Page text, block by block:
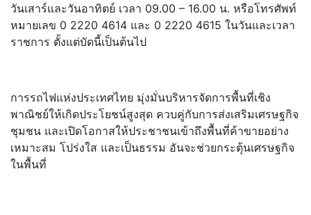
วันเสาร์และวันอาทิตย์ เวลา 09.00 – 16.00 น. หรือโทรศัพท์
หมายเลข 0 2220 4614 และ 0 2220 4615 ในวันและเวลา
ราชการ ตั้งแต่บัดนี้เป็นต้นไป
การรถไฟแห่งประเทศไทย มุ่งมั่นบริหารจัดการพื้นที่เชิง
พาณิชย์ให้เกิดประโยชน์สูงสุด ควบคู่กับการส่งเสริมเศรษฐกิจ
ชุมชน และเปิดโอกาสให้ประชาชนเข้าถึงพื้นที่ค้าขายอย่าง
เหมาะสม โปร่งใส และเป็นธรรม อันจะช่วยกระตุ้นเศรษฐกิจ
ในพื้นที่